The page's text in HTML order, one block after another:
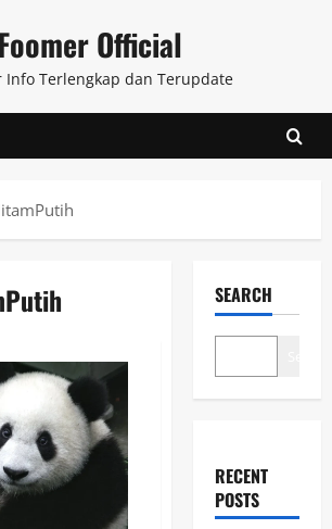
Official
Info Terlengkap dan Terupdate
SEARCH
RECENT
POSTS